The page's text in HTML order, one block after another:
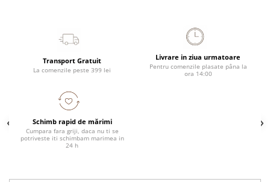
Transport Gratuit
La comenzile peste 399 lei
Livrare in ziua urmatoare
Pentru comenzile plasate pâna la
ora 14:00
Schimb rapid de mărimi
Cumpara fara griji, daca nu ti se
potriveste iti schimbam marimea in
24 h